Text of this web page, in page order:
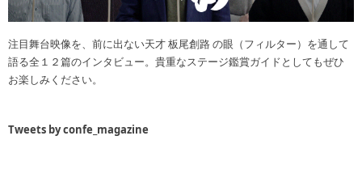
注目舞台映像を、前に出ない天才 板尾創路 の眼（フィルター）を通して
語る全１２篇のインタビュー。貴重なステージ鑑賞ガイドとしてもぜひ
お楽しみください。
Tweets by confe_magazine